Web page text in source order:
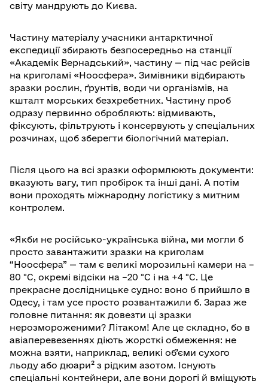
світу мандрують до Києва.
Частину матеріалу учасники антарктичної
експедиції збирають безпосередньо на станції
«Академік Вернадський», частину — під час рейсів
на криголамі «Ноосфера». Зимівники відбирають
зразки рослин, ґрунтів, води чи організмів, на
кшталт морських безхребетних. Частину проб
одразу первинно обробляють: відмивають,
фіксують, фільтрують і консервують у спеціальних
розчинах, щоб зберегти біологічний матеріал.
Після цього на всі зразки оформлюють документи:
вказують вагу, тип пробірок та інші дані. А потім
вони проходять міжнародну логістику з митним
контролем.
«Якби не російсько-українська війна, ми могли б
просто завантажити зразки на криголам
“Ноосфера” — там є великі морозильні камери на –
80 °C, окремі відсіки на –20 °C і на +4 °C. Це
прекрасне дослідницьке судно: воно б прийшло в
Одесу, і там усе просто розвантажили б. Зараз же
головне питання: як довезти ці зразки
нерозмороженими? Літаком! Але це складно, бо в
авіаперевезеннях діють жорсткі обмеження: не
можна взяти, наприклад, великі об’єми сухого
льоду або дюари² з рідким азотом. Існують
спеціальні контейнери, але вони дорогі й вміщують